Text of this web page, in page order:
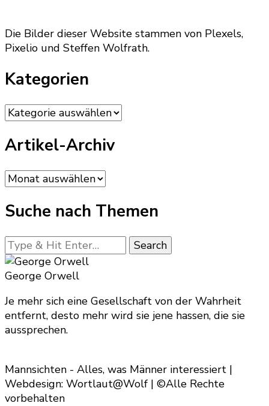
Die Bilder dieser Website stammen von Plexels,
Pixelio und Steffen Wolfrath.
Kategorien
Kategorien
Artikel-Archiv
Artikel-
Archiv
Suche nach Themen
Looking
for
Something?
George Orwell
Je mehr sich eine Gesellschaft von der Wahrheit
entfernt, desto mehr wird sie jene hassen, die sie
aussprechen.
Mannsichten - Alles, was Männer interessiert |
Webdesign: Wortlaut@Wolf | ©Alle Rechte
vorbehalten